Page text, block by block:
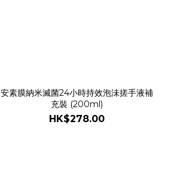
安素膜納米滅菌24小時持效泡沬搓手液補
充裝 (200ml)
HK$278.00